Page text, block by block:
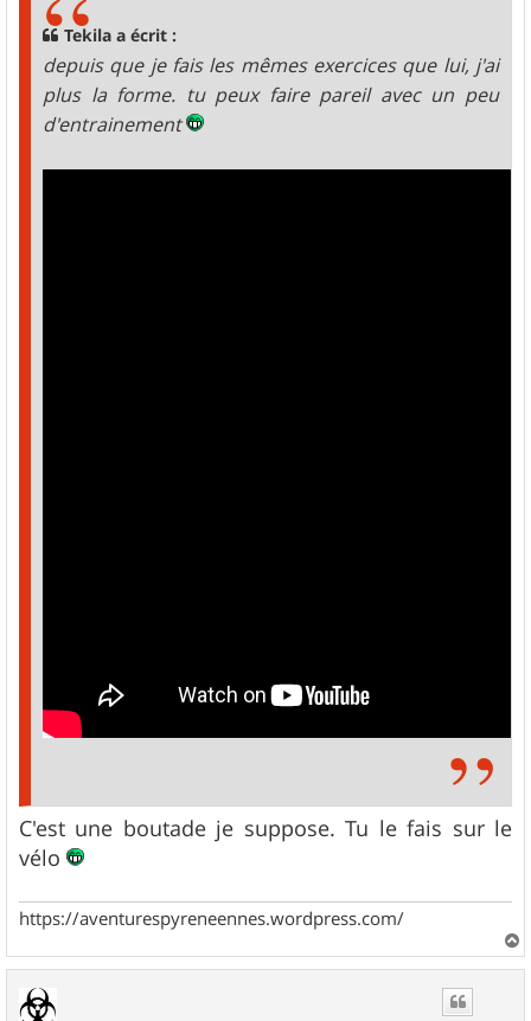
Tekila a écrit :
depuis que je fais les mêmes exercices que lui, j'ai
plus la forme. tu peux faire pareil avec un peu
d'entrainement
C'est une boutade je suppose. Tu le fais sur le
vélo
https://aventurespyreneennes.wordpress.com/
a